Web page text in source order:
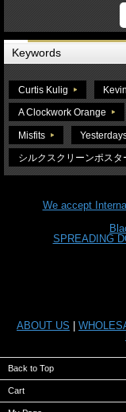
Keywords
Curtis Kulig
A Clockwork Orange
Misfits
シルクスクリーンポスタ
We accept
SPREADING
ABOUT US
Back to Top
Cart